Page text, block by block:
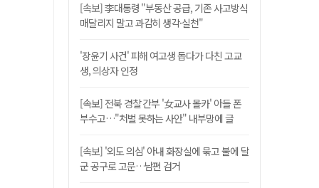
[속보] 李대통령 "부동산 공급, 기존 사고방식
매달리지 말고 과감히 생각·실천"
'장윤기 사건' 피해 여고생 돕다가 다친 고교
생, 의상자 인정
[속보] 전북 경찰 간부 '女교사 몰카' 아들 폰
부수고…"처벌 못하는 사안" 내부망에 글
[속보] '외도 의심' 아내 화장실에 묶고 불에 달
군 공구로 고문…남편 검거